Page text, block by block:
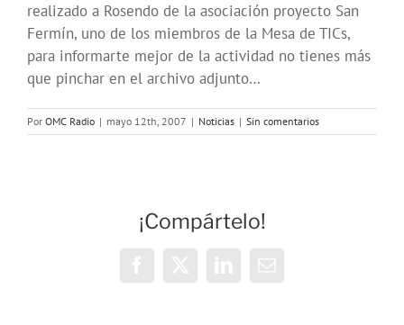
realizado a Rosendo de la asociación proyecto San
Fermín, uno de los miembros de la Mesa de TICs,
para informarte mejor de la actividad no tienes más
que pinchar en el archivo adjunto…
Por OMC Radio | mayo 12th, 2007 | Noticias | Sin comentarios
¡Compártelo!